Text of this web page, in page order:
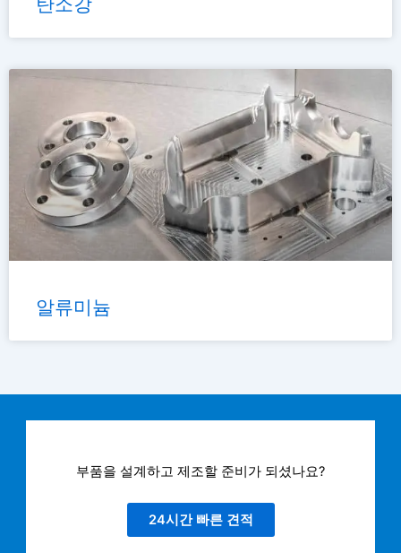
알류미늄
부품을 설계하고 제조할 준비가 되셨나요?
24시간 빠른 견적